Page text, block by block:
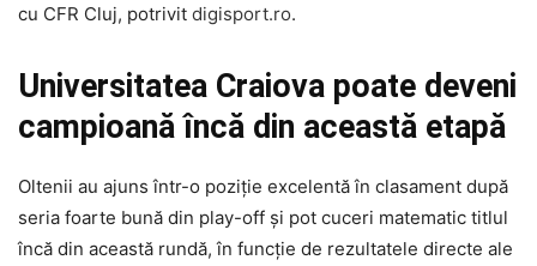
cu CFR Cluj, potrivit digisport.ro.
Universitatea Craiova poate deveni
campioană încă din această etapă
Oltenii au ajuns într-o poziție excelentă în clasament după
seria foarte bună din play-off și pot cuceri matematic titlul
încă din această rundă, în funcție de rezultatele directe ale